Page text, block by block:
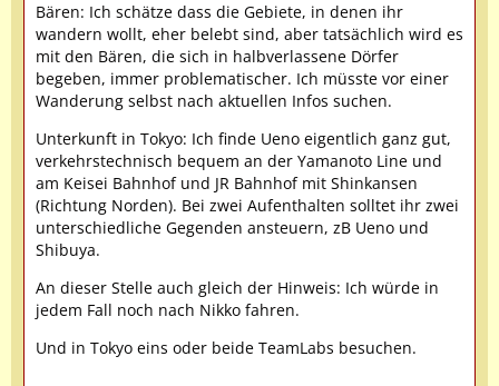
Bären: Ich schätze dass die Gebiete, in denen ihr
wandern wollt, eher belebt sind, aber tatsächlich wird es
mit den Bären, die sich in halbverlassene Dörfer
begeben, immer problematischer. Ich müsste vor einer
Wanderung selbst nach aktuellen Infos suchen.
Unterkunft in Tokyo: Ich finde Ueno eigentlich ganz gut,
verkehrstechnisch bequem an der Yamanoto Line und
am Keisei Bahnhof und JR Bahnhof mit Shinkansen
(Richtung Norden). Bei zwei Aufenthalten solltet ihr zwei
unterschiedliche Gegenden ansteuern, zB Ueno und
Shibuya.
An dieser Stelle auch gleich der Hinweis: Ich würde in
jedem Fall noch nach Nikko fahren.
Und in Tokyo eins oder beide TeamLabs besuchen.